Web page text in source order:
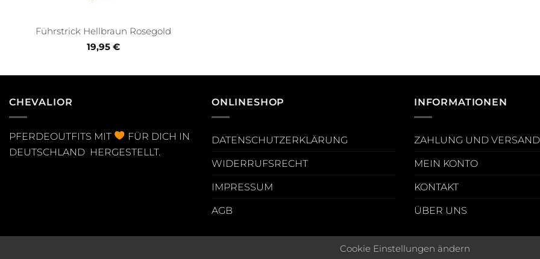
Führstrick Hellbraun Rosegold
19,95€
CHEVALIOR
PFERDEOUTFITS MIT
FÜR DICH IN
DEUTSCHLAND HERGESTELLT.
ONLINESHOP
DATENSCHUTZERKLÄRUNG
WIDERRUFSRECHT
IMPRESSUM
AGB
INFORMATIONEN
ZAHLUNG UND VERSAND
MEIN KONTO
KONTAKT
ÜBER UNS
Cookie Einstellungen ändern